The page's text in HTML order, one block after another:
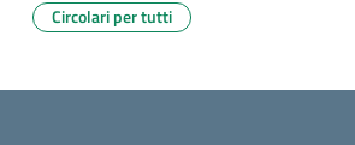
Circolari per tutti